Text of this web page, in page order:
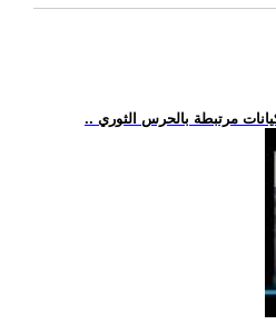
مرتبطة بالحرس الثوري